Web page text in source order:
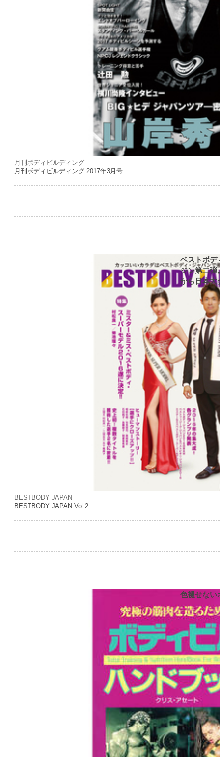
月刊ボディビルディング
月刊ボディビルディング 2017年3月号
ベストボデ
ジン第二弾
から日本大
BESTBODY JAPAN
BESTBODY JAPAN Vol.2
色褪せない